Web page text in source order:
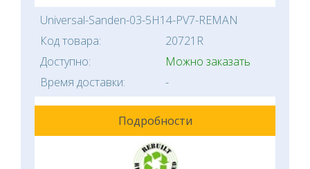
Universal-Sanden-03-5H14-PV7-REMAN
Код товара:
20721R
Доступно:
Можно заказать
Время доставки:
-
Подробности